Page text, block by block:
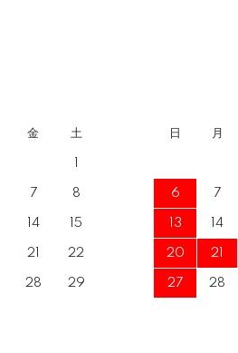
金 土
7 8
14 15
21 22
28 29
日 月
6 7
13 14
20 21
27 28